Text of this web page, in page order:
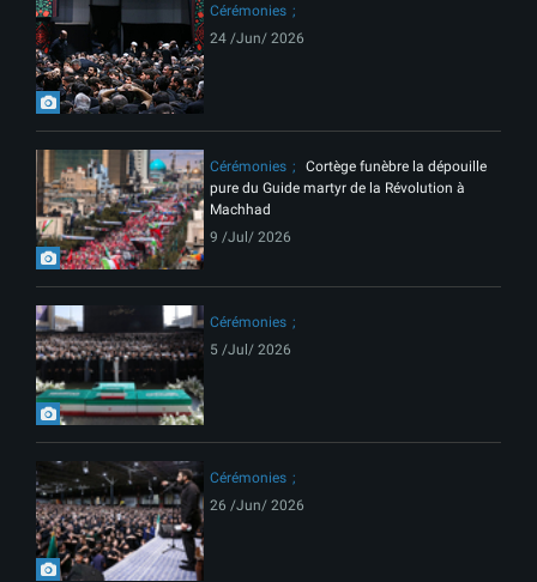
Cérémonies
24 /Jun/ 2026
Cérémonies
Cortège funèbre la dépouille
pure du Guide martyr de la Révolution à
Machhad
9 /Jul/ 2026
Cérémonies
5 /Jul/ 2026
Cérémonies
26 /Jun/ 2026